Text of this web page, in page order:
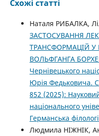
Схожі статті
Наталя РИБАЛКА,
ЗАСТОСУВАННЯ
ТРАНСФОРМАЦІЙ У
ВОЛЬФГАНГА
Чернівецького
Юрія Федьковича.
852 (2025):
національного
Германська
Людмила НІЖНІК,